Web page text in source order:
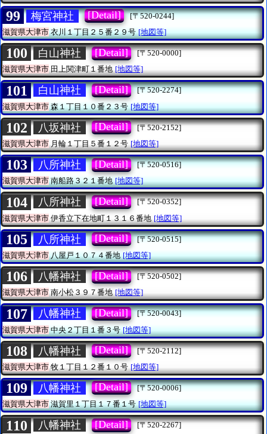
99 梅宮神社 [Detail]
[〒520-0244]
滋賀県大津市衣川１丁目２５番２９号 [地図等]
100 白山神社 [Detail]
[〒520-0000]
滋賀県大津市田上関津町１番地 [地図等]
101 白山神社 [Detail]
[〒520-2274]
滋賀県大津市森１丁目１０番２３号 [地図等]
102 八坂神社 [Detail]
[〒520-2152]
滋賀県大津市月輪１丁目５番１２号 [地図等]
103 八所神社 [Detail]
[〒520-0516]
滋賀県大津市南船路３２１番地 [地図等]
104 八所神社 [Detail]
[〒520-0352]
滋賀県大津市 伊香立下在地町１３１６番地 [地図等]
105 八所神社 [Detail]
[〒520-0515]
滋賀県大津市八屋戸１０７４番地 [地図等]
106 八幡神社 [Detail]
[〒520-0502]
滋賀県大津市南小松３９７番地 [地図等]
107 八幡神社 [Detail]
[〒520-0043]
滋賀県大津市中央２丁目１番３号 [地図等]
108 八幡神社 [Detail]
[〒520-2112]
滋賀県大津市牧１丁目１２番１０号 [地図等]
109 八幡神社 [Detail]
[〒520-0006]
滋賀県大津市滋賀里１丁目１７番１号 [地図等]
110 八幡神社 [Detail]
[〒520-2267]